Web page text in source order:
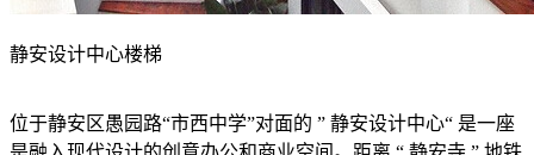
静安设计中心楼梯
位于静安区愚园路“市西中学”对面的 ” 静安设计中心“ 是一座